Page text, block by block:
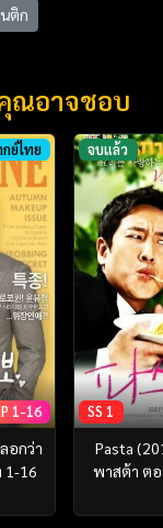
ติก
ณอาจชอบ
ย์ไทย
1-16
อกว่า
1-16
จบแล้ว
SS 1
Pasta
พาสต้า ต